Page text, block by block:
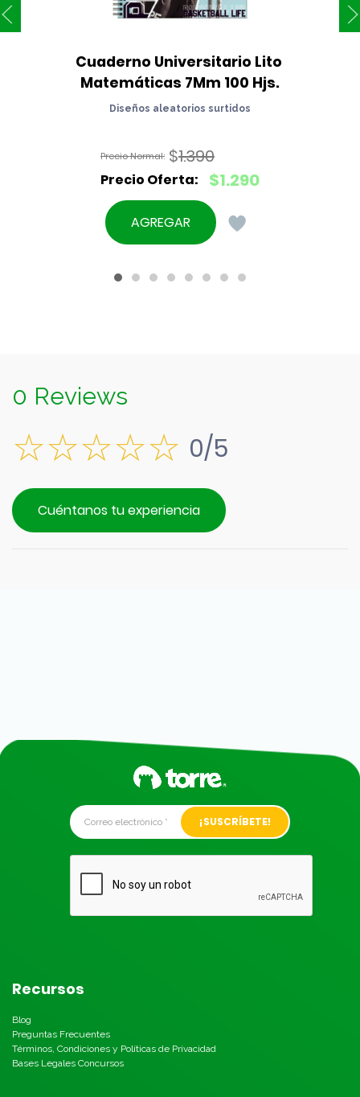
Cuaderno Universitario Lito
Matemáticas 7Mm 100 Hjs.
Diseños aleatorios surtidos
$1.390
El
precio
original
$1.290
El
precio
actual
$1.290.
AGREGAR
0 Reviews
0/5
Cuéntanos tu experiencia
Alternative:
Recursos
Blog
Preguntas Frecuentes
Términos, Condiciones y Políticas de Privacidad
Bases Legales Concursos